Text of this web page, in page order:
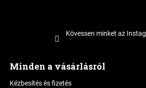
Kövessen minket az
Minden a vásárlásról
Kézbesítés és fizetés